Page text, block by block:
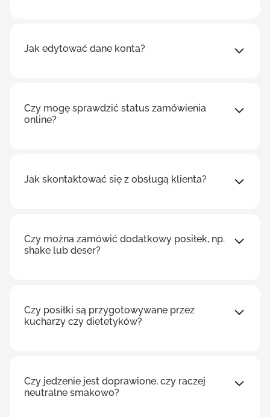
Jak edytować dane konta?
Czy mogę sprawdzić status zamówienia
online?
Jak skontaktować się z obsługą klienta?
Czy można zamówić dodatkowy posiłek, np.
shake lub deser?
Czy posiłki są przygotowywane przez
kucharzy czy dietetyków?
Czy jedzenie jest doprawione, czy raczej
neutralne smakowo?